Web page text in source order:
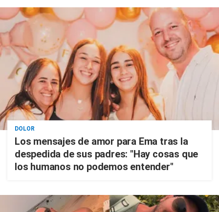
DOLOR
Los mensajes de amor para Ema tras la
despedida de sus padres: "Hay cosas que
los humanos no podemos entender"